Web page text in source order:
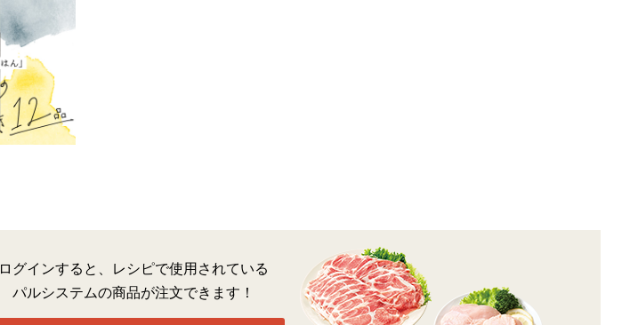
ログインすると、レシピで使用されている
パルシステムの商品が注文できます！